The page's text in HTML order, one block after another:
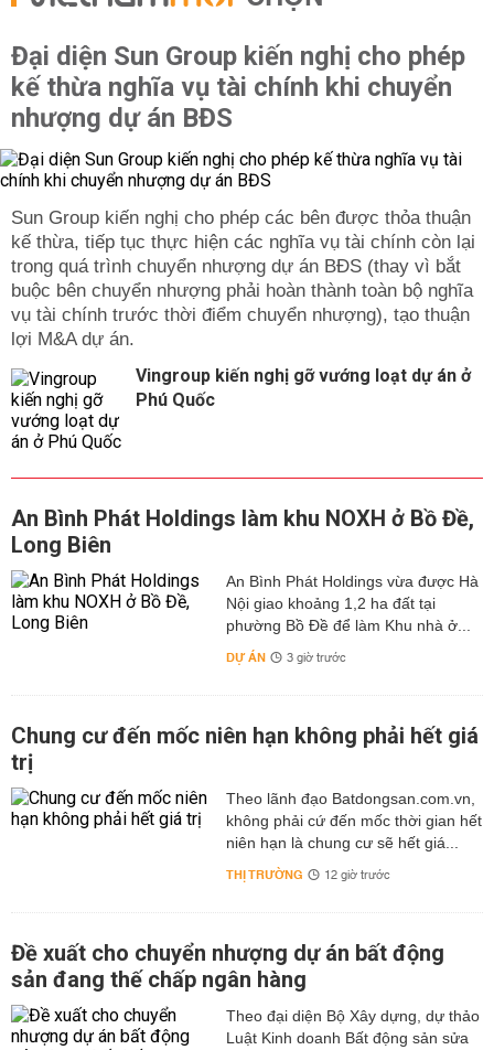
Đại diện Sun Group kiến nghị cho phép
kế thừa nghĩa vụ tài chính khi chuyển
nhượng dự án BĐS
Sun Group kiến nghị cho phép các bên được thỏa thuận
kế thừa, tiếp tục thực hiện các nghĩa vụ tài chính còn lại
trong quá trình chuyển nhượng dự án BĐS (thay vì bắt
buộc bên chuyển nhượng phải hoàn thành toàn bộ nghĩa
vụ tài chính trước thời điểm chuyển nhượng), tạo thuận
lợi M&A dự án.
Vingroup kiến nghị gỡ vướng loạt dự án ở
Phú Quốc
An Bình Phát Holdings làm khu NOXH ở Bồ Đề,
Long Biên
An Bình Phát Holdings vừa được Hà
Nội giao khoảng 1,2 ha đất tại
phường Bồ Đề để làm Khu nhà ở...
DỰ ÁN 3 giờ trước
Chung cư đến mốc niên hạn không phải hết giá
trị
Theo lãnh đạo Batdongsan.com.vn,
không phải cứ đến mốc thời gian hết
niên hạn là chung cư sẽ hết giá...
THỊ TRƯỜNG 12 giờ trước
Đề xuất cho chuyển nhượng dự án bất động
sản đang thế chấp ngân hàng
Theo đại diện Bộ Xây dựng, dự thảo
Luật Kinh doanh Bất động sản sửa